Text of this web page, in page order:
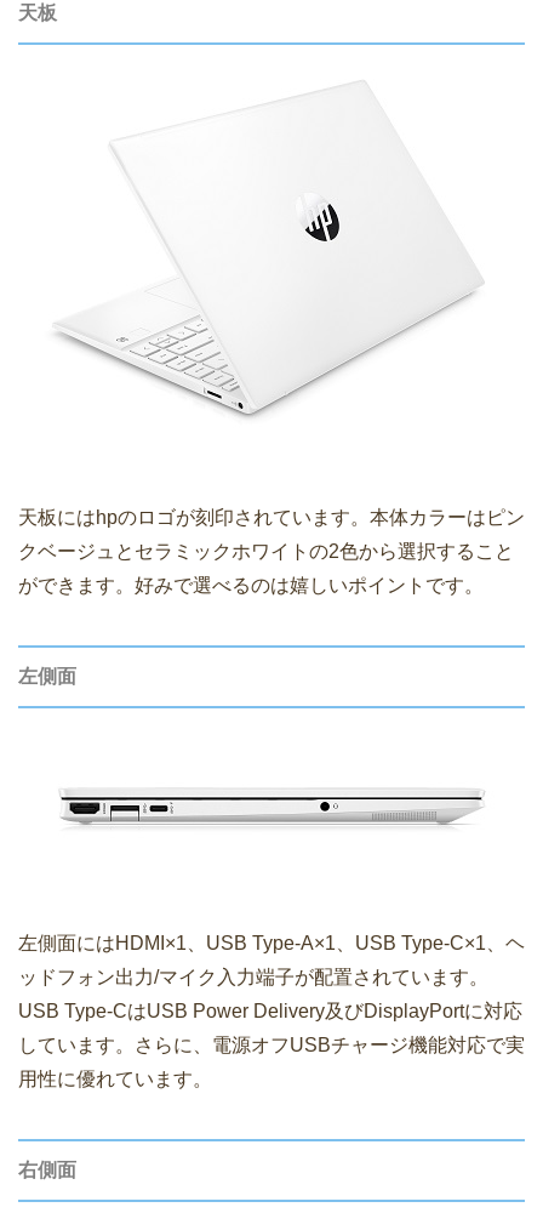
天板
天板にはhpのロゴが刻印されています。本体カラーはピン
クベージュとセラミックホワイトの2色から選択すること
ができます。好みで選べるのは嬉しいポイントです。
左側面
左側面にはHDMI×1、USB Type-A×1、USB Type-C×1、ヘ
ッドフォン出力/マイク入力端子が配置されています。
USB Type-CはUSB Power Delivery及びDisplayPortに対応
しています。さらに、電源オフUSBチャージ機能対応で実
用性に優れています。
右側面